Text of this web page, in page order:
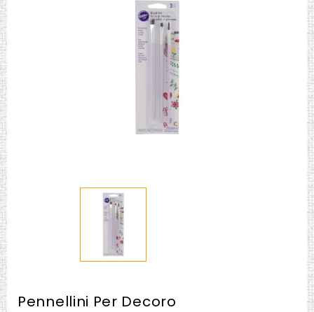
Pennellini Per Decoro